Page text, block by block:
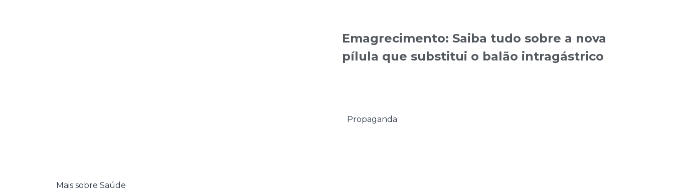
Emagrecimento: Saiba tudo sobre a nova
pílula que substitui o balão intragástrico
Propaganda
Mais sobre Saúde